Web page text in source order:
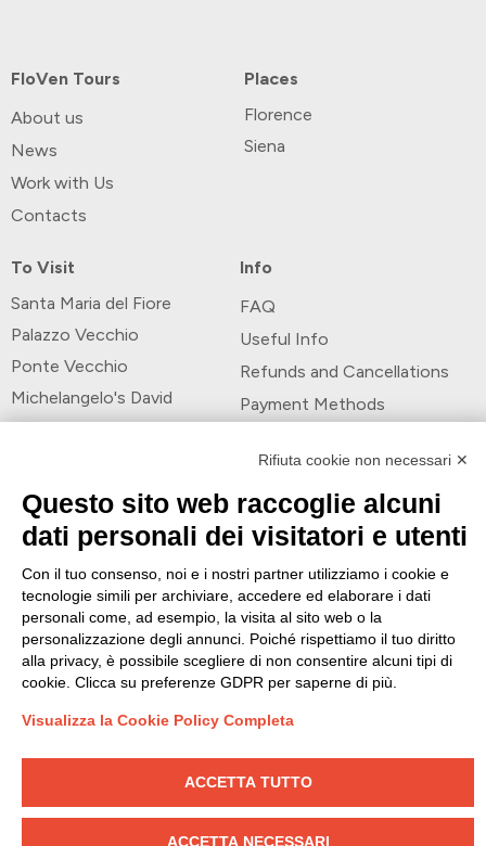
FloVen Tours
About us
News
Work with Us
Contacts
Places
Florence
Siena
To Visit
Santa Maria del Fiore
Palazzo Vecchio
Ponte Vecchio
Michelangelo's David
Botticelli’s Venus
Info
FAQ
Useful Info
Refunds and Cancellations
Payment Methods
Follow Us
Questo sito è proprietà diBringas Ccahua Jenny Paola– P.IVA: 06998110487
Attivita’ Delle Guide E Degli Accompagnatori Turistici Domicilio Fiscale: Comune:
Cookie Policy
Privacy Policy
Into the Web with Mediacy - Web Agency a Venezia
Rifiuta cookie non necessari ✕
Questo sito web raccoglie alcuni
dati personali dei visitatori e utenti
Con il tuo consenso, noi e i nostri partner utilizziamo i cookie e
tecnologie simili per archiviare, accedere ed elaborare i dati
personali come, ad esempio, la visita al sito web o la
personalizzazione degli annunci. Poiché rispettiamo il tuo diritto
alla privacy, è possibile scegliere di non consentire alcuni tipi di
cookie. Clicca su preferenze GDPR per saperne di più.
Visualizza la Cookie Policy Completa
ACCETTA TUTTO
ACCETTA NECESSARI